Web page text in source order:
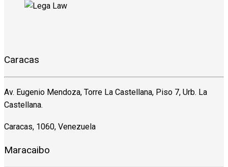
Caracas
Av. Eugenio Mendoza, Torre La Castellana, Piso 7, Urb. La
Castellana.
Caracas, 1060, Venezuela
Maracaibo